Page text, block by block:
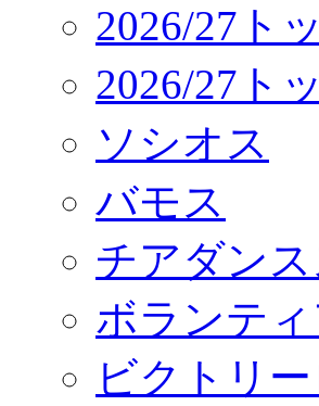
2026/27ト
2026/27ト
ソシオス
バモス
チアダン
ボランテ
ビクトリ